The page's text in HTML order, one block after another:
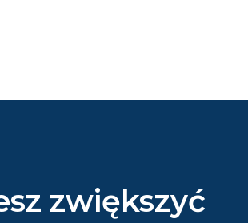
zwiększyć